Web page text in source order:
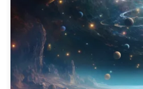
Фрагмент из книги
психоаналитика
нас. В поисках
том, что люди
невидимых форм, как
предков, внутренние
нерассказанные